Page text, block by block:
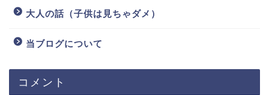
大人の話（子供は見ちゃダメ）
当ブログについて
コメント